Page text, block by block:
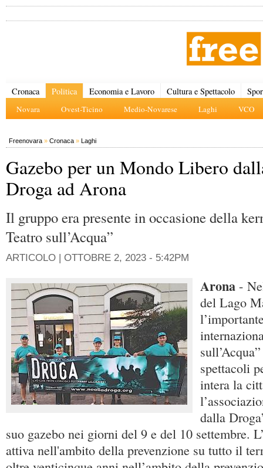
Cronaca Politica
Novara Ovest-Ticino Medio-Novarese Laghi VCO
Economia e Lavoro Cultura e Spettacolo
Freenovara » Cronaca » Laghi
Gazebo per un Mondo Libero
Droga ad Arona
Il gruppo era presente in occasione della
Teatro sull’Acqua”
ARTICOLO | OTTOBRE 2, 2023 - 5:42PM
Arona -
del Lago
spettacoli
intera la
dalla
suo gazebo nei giorni del 9 e del 10 settembre.
attiva nell'ambito della prevenzione su tutto il